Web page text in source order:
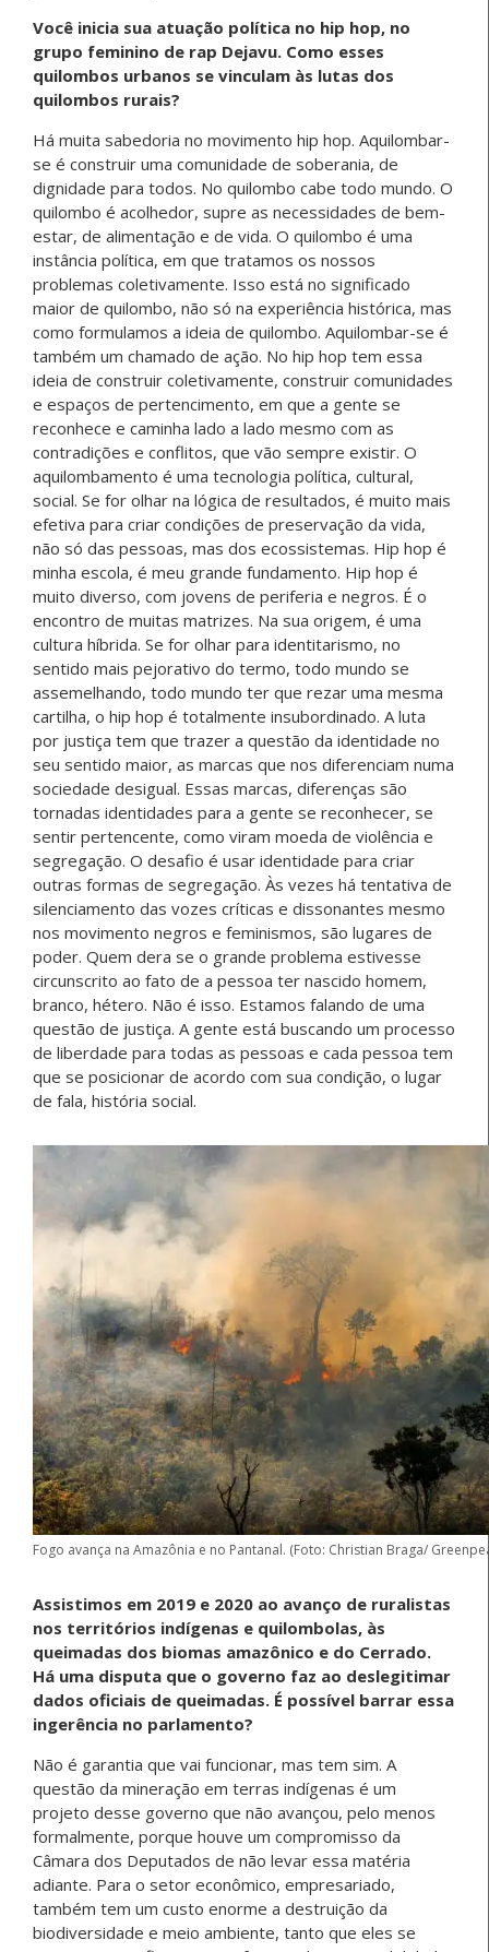
Você inicia sua atuação política no hip hop, no
grupo feminino de rap Dejavu. Como esses
quilombos urbanos se vinculam às lutas dos
quilombos rurais?
Há muita sabedoria no movimento hip hop. Aquilombar-
se é construir uma comunidade de soberania, de
dignidade para todos. No quilombo cabe todo mundo. O
quilombo é acolhedor, supre as necessidades de bem-
estar, de alimentação e de vida. O quilombo é uma
instância política, em que tratamos os nossos
problemas coletivamente. Isso está no significado
maior de quilombo, não só na experiência histórica, mas
como formulamos a ideia de quilombo. Aquilombar-se é
também um chamado de ação. No hip hop tem essa
ideia de construir coletivamente, construir comunidades
e espaços de pertencimento, em que a gente se
reconhece e caminha lado a lado mesmo com as
contradições e conflitos, que vão sempre existir. O
aquilombamento é uma tecnologia política, cultural,
social. Se for olhar na lógica de resultados, é muito mais
efetiva para criar condições de preservação da vida,
não só das pessoas, mas dos ecossistemas. Hip hop é
minha escola, é meu grande fundamento. Hip hop é
muito diverso, com jovens de periferia e negros. É o
encontro de muitas matrizes. Na sua origem, é uma
cultura híbrida. Se for olhar para identitarismo, no
sentido mais pejorativo do termo, todo mundo se
assemelhando, todo mundo ter que rezar uma mesma
cartilha, o hip hop é totalmente insubordinado. A luta
por justiça tem que trazer a questão da identidade no
seu sentido maior, as marcas que nos diferenciam numa
sociedade desigual. Essas marcas, diferenças são
tornadas identidades para a gente se reconhecer, se
sentir pertencente, como viram moeda de violência e
segregação. O desafio é usar identidade para criar
outras formas de segregação. Às vezes há tentativa de
silenciamento das vozes críticas e dissonantes mesmo
nos movimento negros e feminismos, são lugares de
poder. Quem dera se o grande problema estivesse
circunscrito ao fato de a pessoa ter nascido homem,
branco, hétero. Não é isso. Estamos falando de uma
questão de justiça. A gente está buscando um processo
de liberdade para todas as pessoas e cada pessoa tem
que se posicionar de acordo com sua condição, o lugar
de fala, história social.
Fogo avança na Amazônia e no Pantanal. (Foto: Christian Braga/
Assistimos em 2019 e 2020 ao avanço de ruralistas
nos territórios indígenas e quilombolas, às
queimadas dos biomas amazônico e do Cerrado.
Há uma disputa que o governo faz ao deslegitimar
dados oficiais de queimadas. É possível barrar essa
ingerência no parlamento?
Não é garantia que vai funcionar, mas tem sim. A
questão da mineração em terras indígenas é um
projeto desse governo que não avançou, pelo menos
formalmente, porque houve um compromisso da
Câmara dos Deputados de não levar essa matéria
adiante. Para o setor econômico, empresariado,
também tem um custo enorme a destruição da
biodiversidade e meio ambiente, tanto que eles se